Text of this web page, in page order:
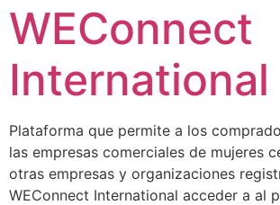
WEConnect
International
Plataforma que permite a los
las empresas comerciales de mujeres
otras empresas y organizaciones
WEConnect International acceder a al